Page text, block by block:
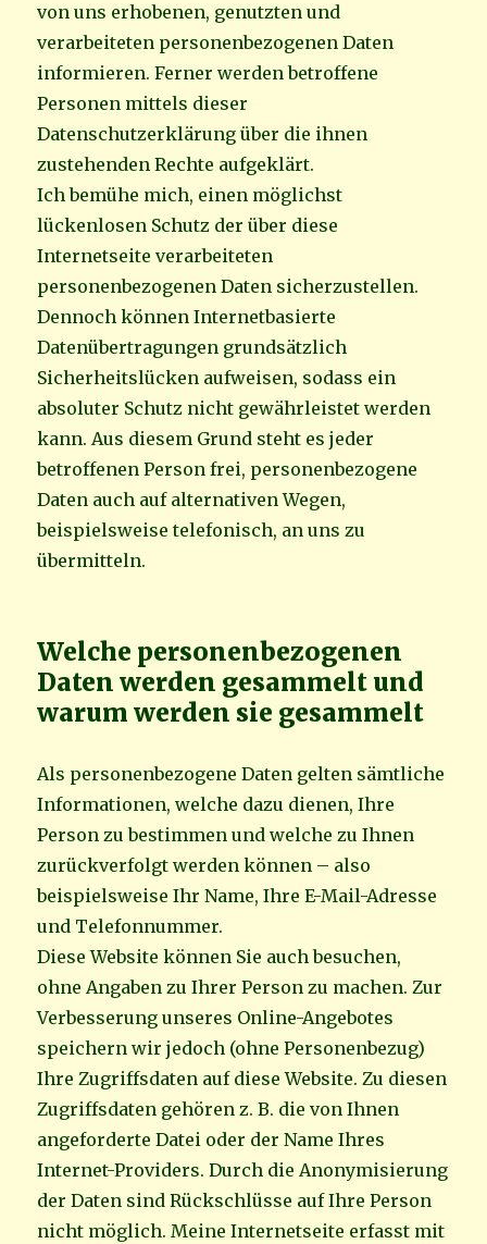
von uns erhobenen, genutzten und
verarbeiteten personenbezogenen Daten
informieren. Ferner werden betroffene
Personen mittels dieser
Datenschutzerklärung über die ihnen
zustehenden Rechte aufgeklärt.
Ich bemühe mich, einen möglichst
lückenlosen Schutz der über diese
Internetseite verarbeiteten
personenbezogenen Daten sicherzustellen.
Dennoch können Internetbasierte
Datenübertragungen grundsätzlich
Sicherheitslücken aufweisen, sodass ein
absoluter Schutz nicht gewährleistet werden
kann. Aus diesem Grund steht es jeder
betroffenen Person frei, personenbezogene
Daten auch auf alternativen Wegen,
beispielsweise telefonisch, an uns zu
übermitteln.
Welche personenbezogenen
Daten werden gesammelt und
warum werden sie gesammelt
Als personenbezogene Daten gelten sämtliche
Informationen, welche dazu dienen, Ihre
Person zu bestimmen und welche zu Ihnen
zurückverfolgt werden können – also
beispielsweise Ihr Name, Ihre E-Mail-Adresse
und Telefonnummer.
Diese Website können Sie auch besuchen,
ohne Angaben zu Ihrer Person zu machen. Zur
Verbesserung unseres Online-Angebotes
speichern wir jedoch (ohne Personenbezug)
Ihre Zugriffsdaten auf diese Website. Zu diesen
Zugriffsdaten gehören z. B. die von Ihnen
angeforderte Datei oder der Name Ihres
Internet-Providers. Durch die Anonymisierung
der Daten sind Rückschlüsse auf Ihre Person
nicht möglich. Meine Internetseite erfasst mit